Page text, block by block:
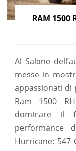
RAM 1500
Al Salone
messo in
appassionati di
Ram 1500
dominare il
Hurricane: 547